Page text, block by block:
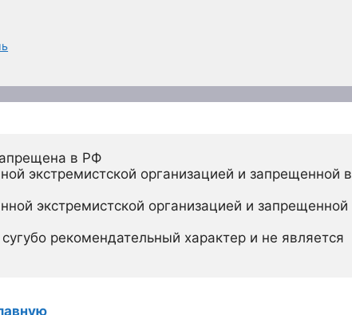
в РФ
экстремистской организацией и запрещенной в
экстремистской организацией и запрещенной
рекомендательный характер и не является